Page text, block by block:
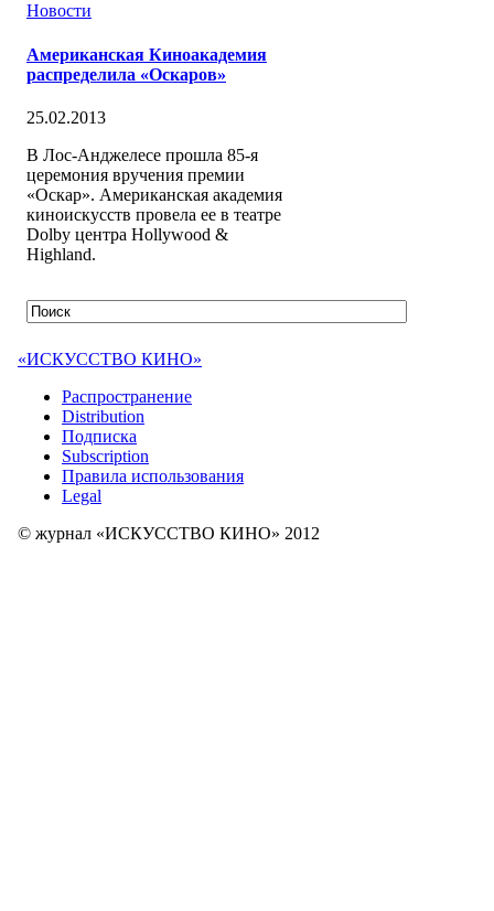
Новости
Американская Киноакадемия
распределила «Оскаров»
25.02.2013
В Лос-Анджелесе прошла 85-я
церемония вручения премии
«Оскар». Американская академия
киноискусств провела ее в театре
Dolby центра Hollywood &
Highland.
«ИСКУССТВО КИНО»
Распространение
Distribution
Подписка
Subscription
Правила использования
Legal
© журнал «ИСКУССТВО КИНО» 2012